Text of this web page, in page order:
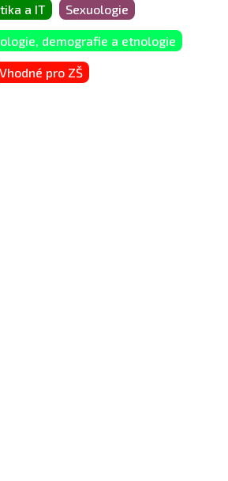
a IT Sexuologie
demografie a etnologie
Vhodné pro ZŠ